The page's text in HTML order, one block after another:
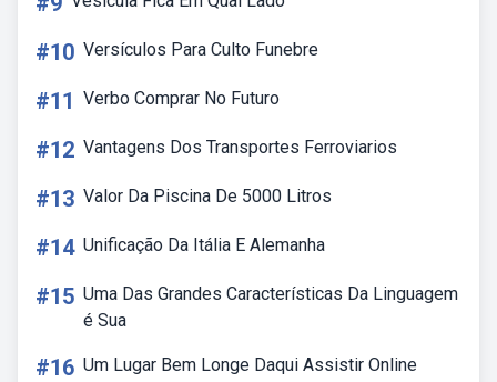
#10 Versículos Para Culto Funebre
#11 Verbo Comprar No Futuro
#12 Vantagens Dos Transportes Ferroviarios
#13 Valor Da Piscina De 5000 Litros
#14 Unificação Da Itália E Alemanha
#15 Uma Das Grandes Características Da Linguagem
é Sua
#16 Um Lugar Bem Longe Daqui Assistir Online